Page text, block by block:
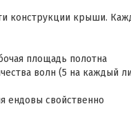
конструкции крыши.
площадь полотна
волн (5 на каждый
ендовы свойственно